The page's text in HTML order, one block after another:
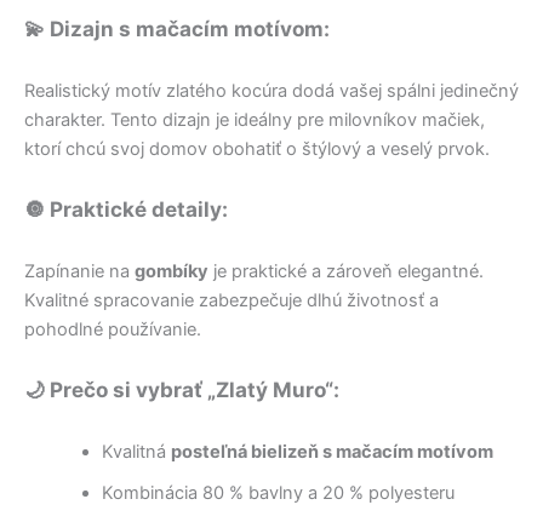
💫 Dizajn s mačacím motívom:
Realistický motív zlatého kocúra dodá vašej spálni jedinečný
charakter. Tento dizajn je ideálny pre milovníkov mačiek,
ktorí chcú svoj domov obohatiť o štýlový a veselý prvok.
🔘 Praktické detaily:
Zapínanie na gombíky je praktické a zároveň elegantné.
Kvalitné spracovanie zabezpečuje dlhú životnosť a
pohodlné používanie.
🌙 Prečo si vybrať „Zlatý Muro“:
Kvalitná posteľná bielizeň s mačacím motívom
Kombinácia 80 % bavlny a 20 % polyesteru